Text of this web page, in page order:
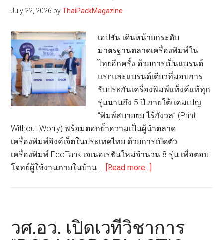
หน้า
ขยาย
การ
ลงทุน
บรรจุ
ภัณฑ์
ใน
อาเซียน
July 22, 2026 byThaiPackMagazine
เอปสัน เดินหน้ายกระดับ
มาตรฐานตลาดเครื่องพิมพ์ใน
ไทยอีกครั้ง ด้วยการเป็นแบรนด์
แรกและแบรนด์เดียวที่มอบการ
รับประกันเครื่องพิมพ์แท็งค์แท้ทุก
รุ่นนานถึง 5 ปี ภายใต้แคมเปญ
“พิมพ์สบายยย ไร้กังวล” (Print
Without Worry) พร้อมตอกย้ำความเป็นผู้นำตลาด
เครื่องพิมพ์อิงค์เจ็ตในประเทศไทย ด้วยการเปิดตัว
เครื่องพิมพ์ EcoTank เจเนอเรชันใหม่จำนวน 8 รุ่น เพื่อตอบ
โจทย์ผู้ใช้งานภายในบ้าน …
[Read more...]
เครื่องพิมพ์
วศ.อว. เปิดเวทีวิชาการ